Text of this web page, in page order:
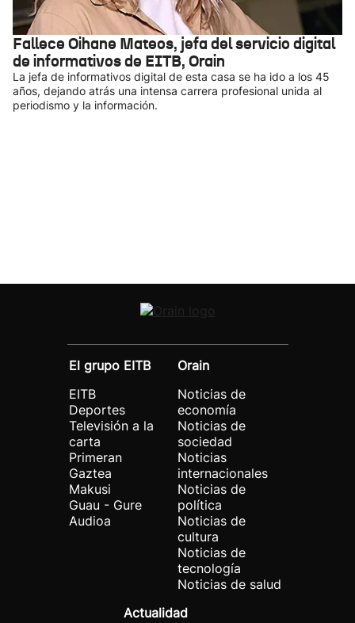
Fallece Oihane Mateos, jefa del servicio digital
de informativos de EITB, Orain
La jefa de informativos digital de esta casa se ha ido a los 45
años, dejando atrás una intensa carrera profesional unida al
periodismo y la información.
El grupo EITB
EITB
Deportes
Televisión a la
carta
Primeran
Gaztea
Makusi
Guau - Gure
Audioa
Orain
Noticias de
economía
Noticias de
sociedad
Noticias
internacionales
Noticias de
política
Noticias de
cultura
Noticias de
tecnología
Noticias de salud
Actualidad